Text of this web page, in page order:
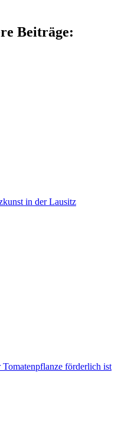
Beiträge:
in der Lausitz
Tomatenpflanze förderlich ist